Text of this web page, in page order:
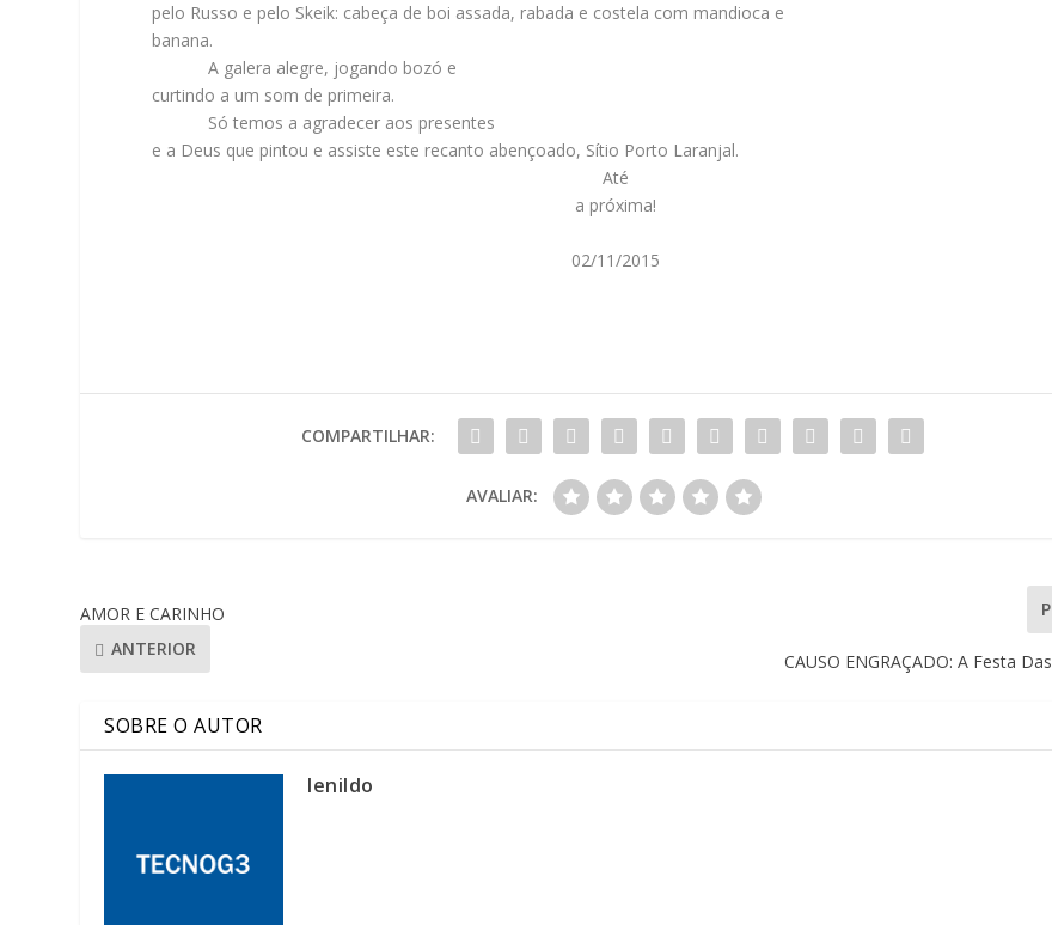
pelo Russo e pelo Skeik: cabeça de boi assada, rabada e costela com mandioca e
banana.
A galera alegre, jogando bozó e
curtindo a um som de primeira.
Só temos a agradecer aos presentes
e a Deus que pintou e assiste este recanto abençoado, Sítio Porto Laranjal.
Até
a próxima!
02/11/2015
COMPARTILHAR:
AVALIAR:
AMOR E CARINHO
ANTERIOR
CAUSO ENGRAÇADO: A Festa
SOBRE O AUTOR
lenildo